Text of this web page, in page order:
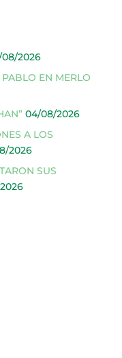
08/2026
EN MERLO
04/08/2026
A LOS
2026
SUS